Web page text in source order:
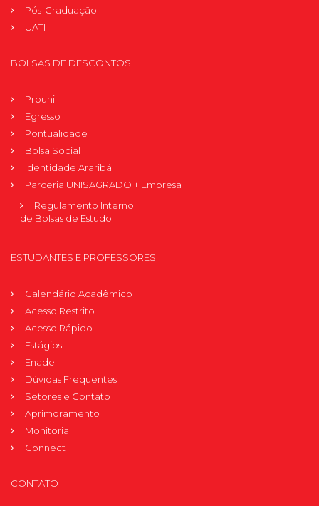
Pós-Graduação
UATI
BOLSAS DE DESCONTOS
Prouni
Egresso
Pontualidade
Bolsa Social
Identidade Araribá
Parceria UNISAGRADO + Empresa
Regulamento Interno
de Bolsas de Estudo
ESTUDANTES E PROFESSORES
Calendário Acadêmico
Acesso Restrito
Acesso Rápido
Estágios
Enade
Dúvidas Frequentes
Setores e Contato
Aprimoramento
Monitoria
Connect
CONTATO